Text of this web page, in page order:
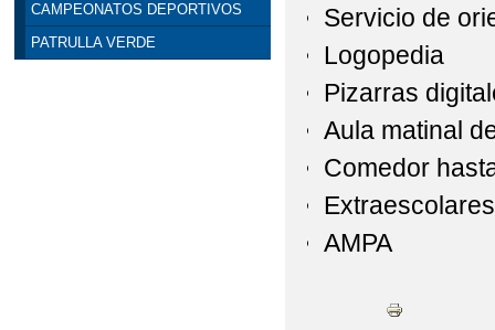
CAMPEONATOS DEPORTIVOS
PATRULLA VERDE
Servicio de
Logopedia
Pizarras
Aula matinal
Comedor
Extraescolares
AMPA